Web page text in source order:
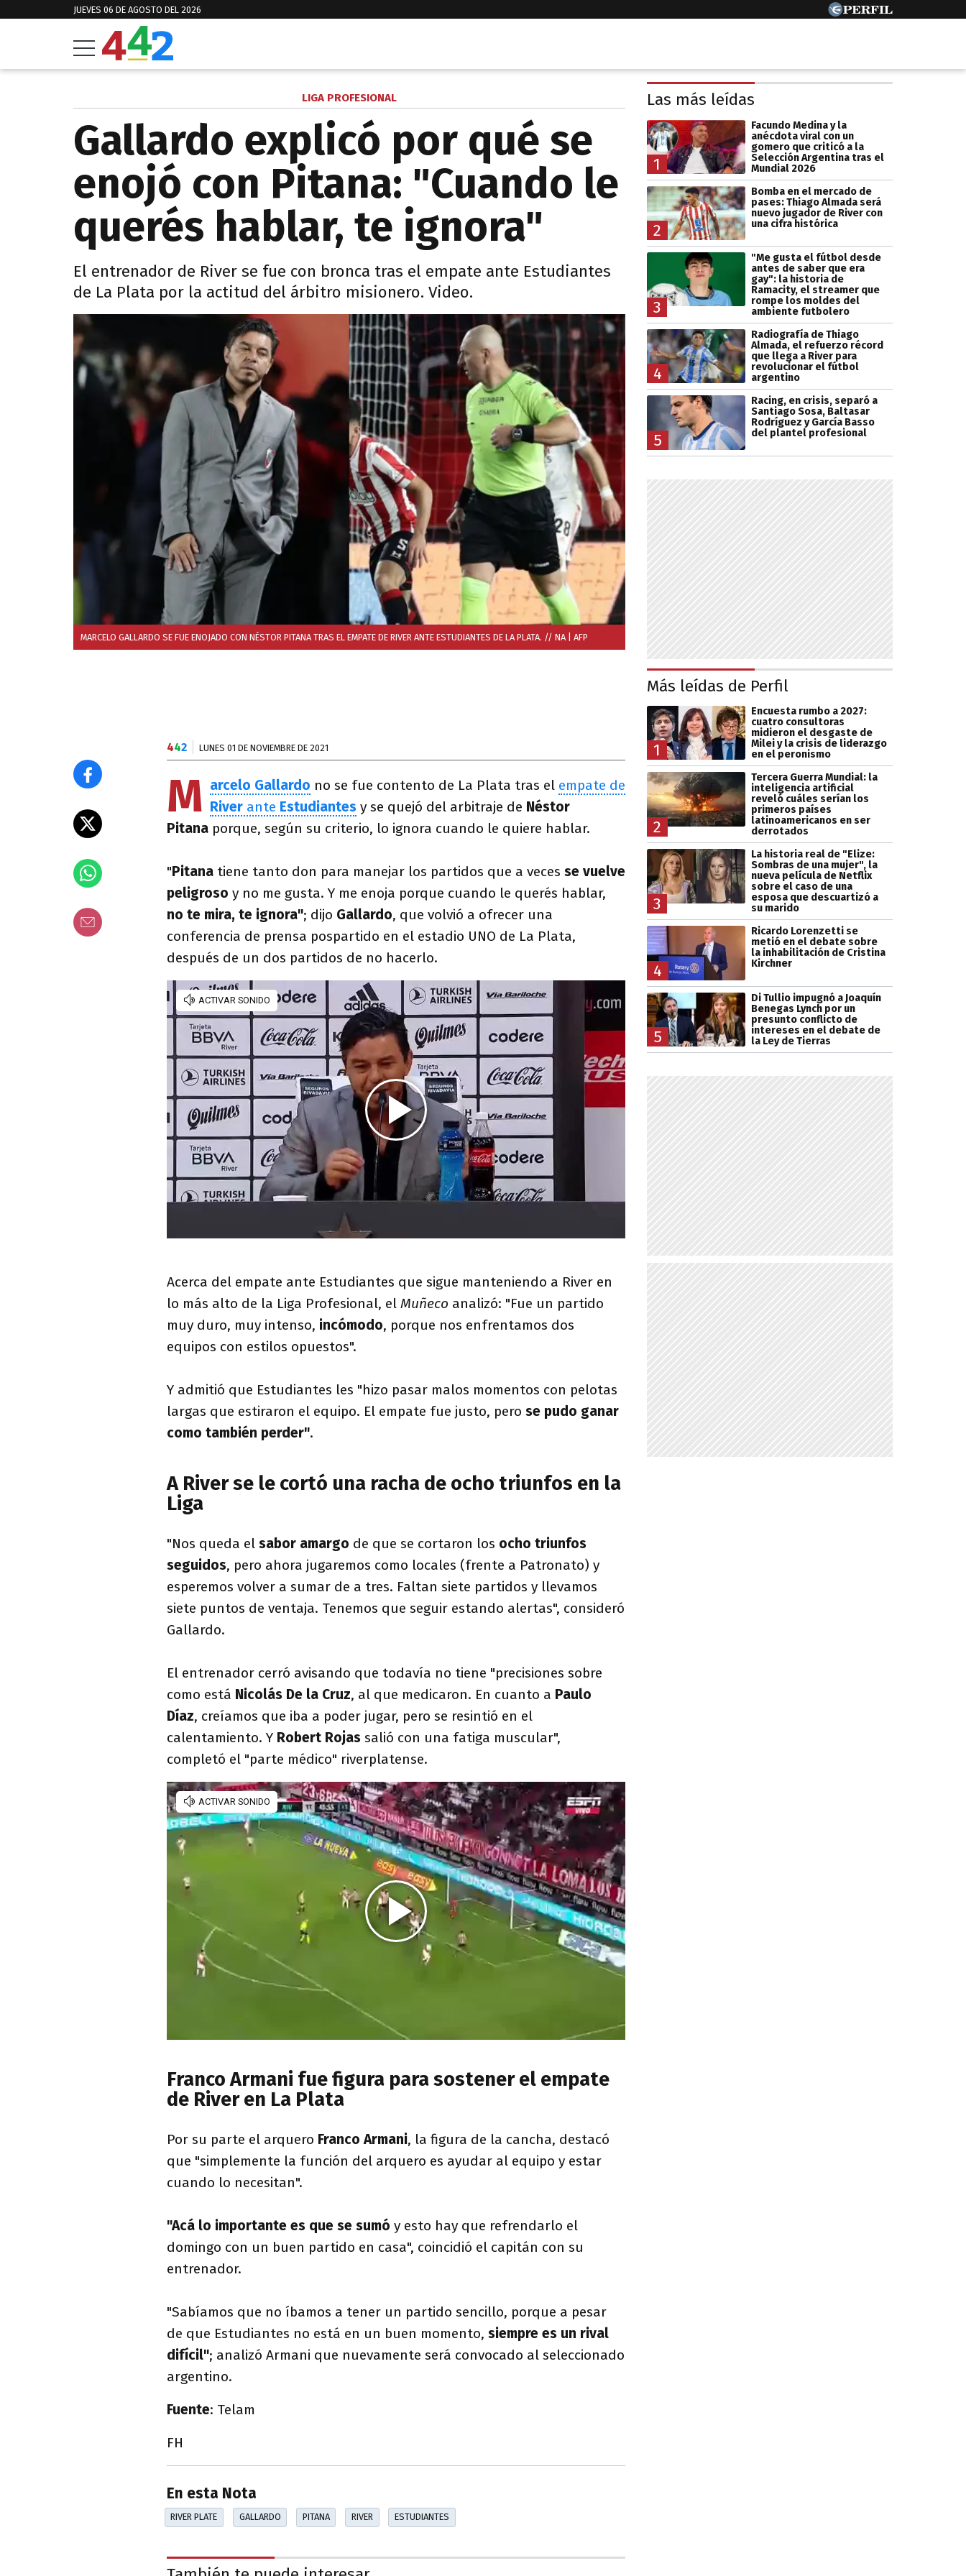
JUEVES 06 DE AGOSTO DEL 2026
LIGA PROFESIONAL
Gallardo explicó por qué se
enojó con Pitana: "Cuando le
querés hablar, te ignora"
El entrenador de River se fue con bronca tras el empate ante Estudiantes
de La Plata por la actitud del árbitro misionero. Video.
MARCELO GALLARDO SE FUE ENOJADO CON NÉSTOR PITANA TRAS EL EMPATE DE RIVER ANTE ESTUDIANTES DE LA PLATA. // NA | AFP
442 LUNES 01 DE NOVIEMBRE DE 2021
M arcelo Gallardo no se fue contento de La Plata tras el empate de
River ante Estudiantes y se quejó del arbitraje de Néstor
Pitana porque, según su criterio, lo ignora cuando le quiere hablar.
"Pitana tiene tanto don para manejar los partidos que a veces se vuelve
peligroso y no me gusta. Y me enoja porque cuando le querés hablar,
no te mira, te ignora"; dijo Gallardo, que volvió a ofrecer una
conferencia de prensa pospartido en el estadio UNO de La Plata,
después de un dos partidos de no hacerlo.
Acerca del empate ante Estudiantes que sigue manteniendo a River en
lo más alto de la Liga Profesional, el Muñeco analizó: "Fue un partido
muy duro, muy intenso, incómodo, porque nos enfrentamos dos
equipos con estilos opuestos".
Y admitió que Estudiantes les "hizo pasar malos momentos con pelotas
largas que estiraron el equipo. El empate fue justo, pero se pudo ganar
como también perder".
A River se le cortó una racha de ocho triunfos en la
Liga
"Nos queda el sabor amargo de que se cortaron los ocho triunfos
seguidos, pero ahora jugaremos como locales (frente a Patronato) y
esperemos volver a sumar de a tres. Faltan siete partidos y llevamos
siete puntos de ventaja. Tenemos que seguir estando alertas", consideró
Gallardo.
El entrenador cerró avisando que todavía no tiene "precisiones sobre
como está Nicolás De la Cruz, al que medicaron. En cuanto a Paulo
Díaz, creíamos que iba a poder jugar, pero se resintió en el
calentamiento. Y Robert Rojas salió con una fatiga muscular",
completó el "parte médico" riverplatense.
Franco Armani fue figura para sostener el empate
de River en La Plata
Por su parte el arquero Franco Armani, la figura de la cancha, destacó
que "simplemente la función del arquero es ayudar al equipo y estar
cuando lo necesitan".
"Acá lo importante es que se sumó y esto hay que refrendarlo el
domingo con un buen partido en casa", coincidió el capitán con su
entrenador.
"Sabíamos que no íbamos a tener un partido sencillo, porque a pesar
de que Estudiantes no está en un buen momento, siempre es un rival
difícil"; analizó Armani que nuevamente será convocado al seleccionado
argentino.
Fuente: Telam
FH
En esta Nota
RIVER PLATE GALLARDO PITANA RIVER ESTUDIANTES
Las más leídas
1
Facundo Medina y la
anécdota viral con un
gomero que criticó a la
Selección Argentina tras el
Mundial 2026
2
Bomba en el mercado de
pases: Thiago Almada será
nuevo jugador de River con
una cifra histórica
3
"Me gusta el fútbol desde
antes de saber que era
gay": la historia de
Ramacity, el streamer que
rompe los moldes del
ambiente futbolero
4
Radiografía de Thiago
Almada, el refuerzo récord
que llega a River para
revolucionar el fútbol
argentino
5
Racing, en crisis, separó a
Santiago Sosa, Baltasar
Rodríguez y García Basso
del plantel profesional
Más leídas de Perfil
1
Encuesta rumbo a 2027:
cuatro consultoras
midieron el desgaste de
Milei y la crisis de liderazgo
en el peronismo
2
Tercera Guerra Mundial: la
inteligencia artificial
reveló cuáles serían los
primeros países
latinoamericanos en ser
derrotados
3
La historia real de "Elize:
Sombras de una mujer", la
nueva película de Netflix
sobre el caso de una
esposa que descuartizó a
su marido
4
Ricardo Lorenzetti se
metió en el debate sobre
la inhabilitación de Cristina
Kirchner
5
Di Tullio impugnó a Joaquín
Benegas Lynch por un
presunto conflicto de
intereses en el debate de
la Ley de Tierras